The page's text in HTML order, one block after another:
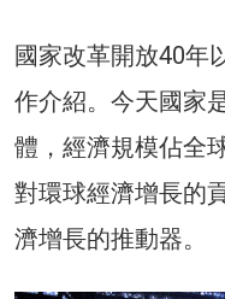
國家改革開放40年
作介紹。今天國家
體，經濟規模佔全
對環球經濟增長的
濟增長的推動器。